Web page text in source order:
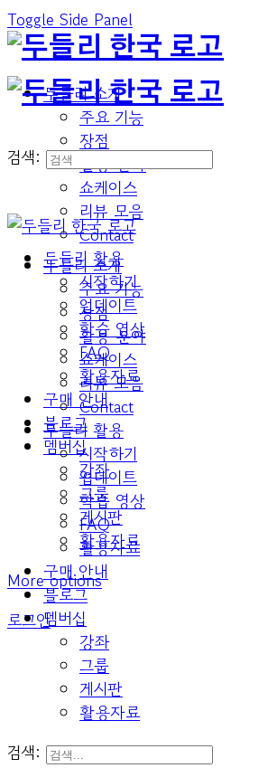
Toggle Side Panel
두들리 소개
주요 기능
장점
활용 분야
쇼케이스
리뷰 모음
Contact
두들리 활용
시작하기
업데이트
학습 영상
FAQ
활용자료
구매 안내
블로그
멤버십
강좌
그룹
게시판
활용자료
More options
로그인
검색:
두들리 소개
주요 기능
장점
활용 분야
쇼케이스
리뷰 모음
Contact
두들리 활용
시작하기
업데이트
학습 영상
FAQ
활용자료
구매 안내
블로그
멤버십
강좌
그룹
게시판
활용자료
검색: